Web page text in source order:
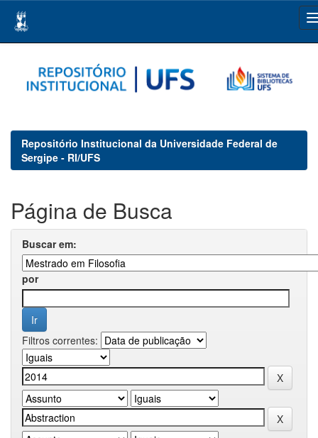
navigation
Repositório Institucional da Universidade Federal de
Sergipe - RI/UFS
Página de Busca
Buscar em:
por
Filtros correntes: